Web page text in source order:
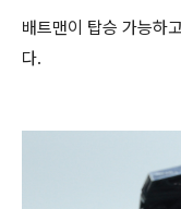
배트맨이 탑승 가능하
다.